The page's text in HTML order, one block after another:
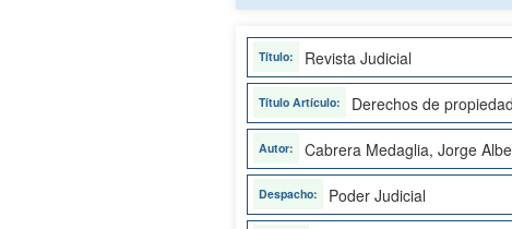
Revista Judicial
Derechos de
Cabrera Medaglia, Jorge
Poder Judicial